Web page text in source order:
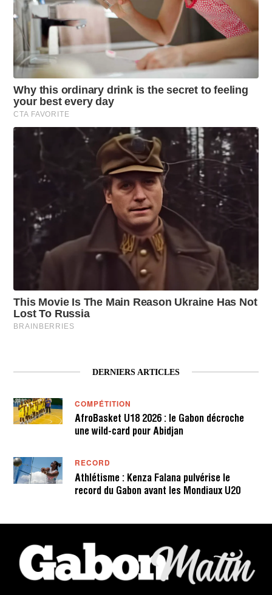
DERNIERS ARTICLES
COMPÉTITION
AfroBasket U18 2026 : le Gabon décroche
une wild-card pour Abidjan
RECORD
Athlétisme : Kenza Falana pulvérise le
record du Gabon avant les Mondiaux U20